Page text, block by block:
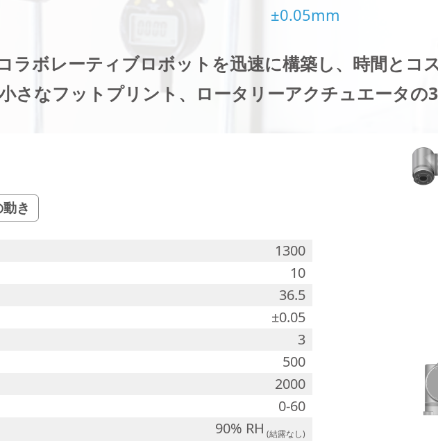
±0.05mm
ラボレーティブロボットを迅速に構築し、時間とコ
さなフットプリント、ロータリーアクチュエータの
き
1300
10
36.5
±0.05
3
500
2000
0-60
90% RH (結露なし)